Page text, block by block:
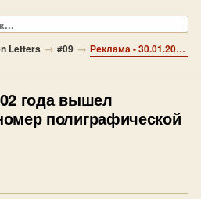
Letters → #09 → Реклама - 30.01.2002 года вышел очередной (10-й) номер полиграфической газеты "Абзац"!
года вышел
полиграфической